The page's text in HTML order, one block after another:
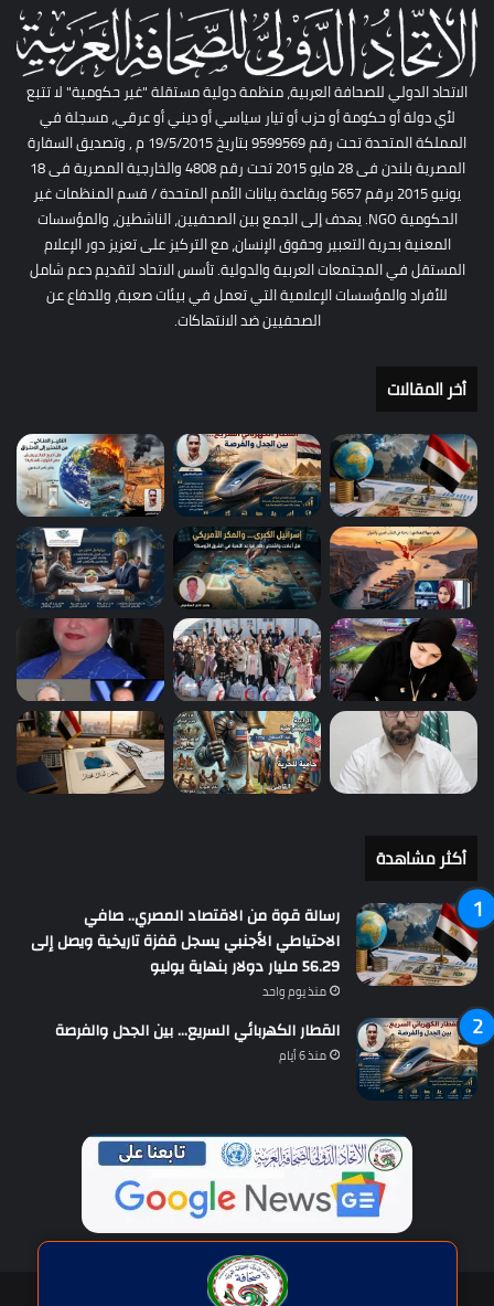
الاتحاد الدولي للصحافة العربية، منظمة دولية مستقلة "غير حكومية" لا تتبع
لأي دولة أو حكومة أو حزب أو تيار سياسي أو ديني أو عرقي، مسجلة في
المملكة المتحدة تحت رقم 9599569 بتاريخ 19/5/2015 م , وتصديق السفارة
المصرية بلندن فى 28 مايو 2015 تحت رقم 4808 والخارجية المصرية فى 18
يونيو 2015 برقم 5657 وبقاعدة بيانات الأمم المتحدة / قسم المنظمات غير
الحكومية NGO. يهدف إلى الجمع بين الصحفيين، الناشطين، والمؤسسات
المعنية بحرية التعبير وحقوق الإنسان، مع التركيز على تعزيز دور الإعلام
المستقل في المجتمعات العربية والدولية. تأسس الاتحاد لتقديم دعم شامل
للأفراد والمؤسسات الإعلامية التي تعمل في بيئات صعبة، وللدفاع عن
الصحفيين ضد الانتهاكات.
أخر المقالات
أكثر مشاهدة
رسالة قوة من الاقتصاد المصري.. صافي
الاحتياطي الأجنبي يسجل قفزة تاريخية ويصل إلى
56.29 مليار دولار بنهاية يوليو
منذ يوم واحد
القطار الكهربائي السريع… بين الجدل والفرصة
منذ 6 أيام